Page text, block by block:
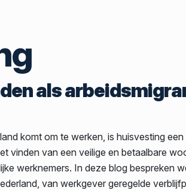
als
komt om te werken, is huisvesting
vinden van een veilige en betaalbare
werknemers. In deze blog bespreken
van werkgever geregelde